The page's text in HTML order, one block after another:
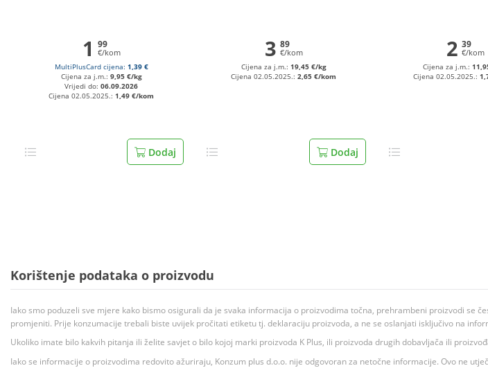
1 99
€/kom
MultiPlusCard cijena: 1,39 €
Cijena za j.m.: 9,95 €/kg
Vrijedi do:06.09.2026
Cijena 02.05.2025.:1,49 €/kom
Dodaj
3 89
€/kom
Cijena za j.m.: 19,45 €/kg
Cijena 02.05.2025.:2,65 €/kom
Dodaj
2 39
€/kom
Cijena za j.m.:
Cijena 02.05.2025.:
Korištenje podataka o proizvodu
Iako smo poduzeli sve mjere kako bismo osigurali da je svaka informacija o proizvodima točna, prehrambeni proizvodi se
promjeniti. Prije konzumacije trebali biste uvijek pročitati etiketu tj. deklaraciju proizvoda, a ne se oslanjati isključivo na
Ukoliko imate bilo kakvih pitanja ili želite savjet o bilo kojoj marki proizvoda K Plus, ili proizvoda drugih dobavljača ili
Iako se informacije o proizvodima redovito ažuriraju, Konzum plus d.o.o. nije odgovoran za netočne informacije. Ovo ne